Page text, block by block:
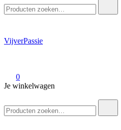
naar:
VijverPassie
0
Je winkelwagen
naar: